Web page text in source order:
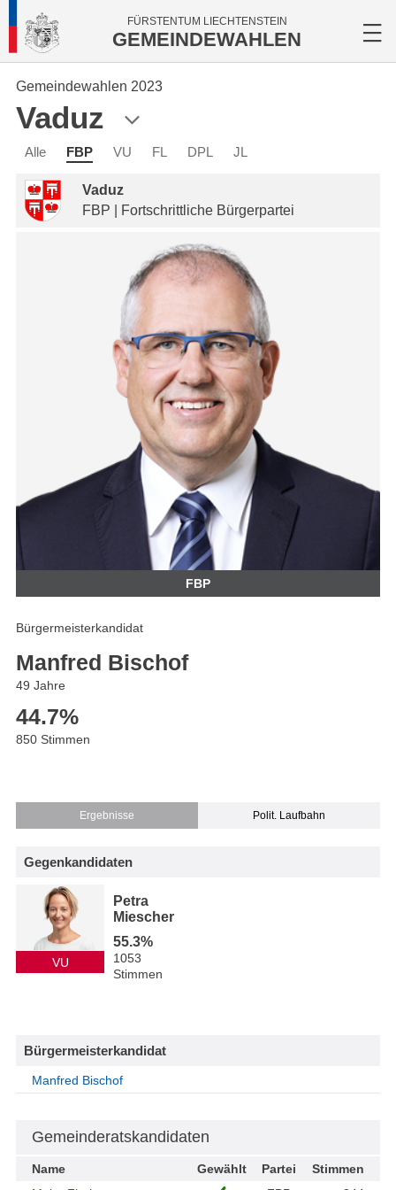
FÜRSTENTUM LIECHTENSTEIN
GEMEINDEWAHLEN
Gemeindewahlen 2023
Vaduz
Alle FBP VU FL DPL JL
Vaduz
FBP | Fortschrittliche Bürgerpartei
FBP
Bürgermeisterkandidat
Manfred Bischof
49 Jahre
44.7%
850 Stimmen
Ergebnisse Polit. Laufbahn
Gegenkandidaten
VU
Petra
Miescher
55.3%
1053
Stimmen
Bürgermeisterkandidat
Manfred Bischof
Gemeinderatskandidaten
Name Gewählt Partei
Stimmen